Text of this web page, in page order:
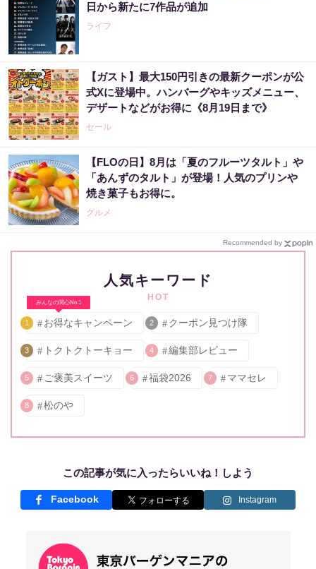
日から新たに7作品が追加
ライフ
【ガスト】最大150円引きの最新クーポンが公
式Xに登場中。ハンバーグやキッズメニュー、
デザートなどがお得に《8月19日まで》
セール
【FLOの日】8月は「夏のフルーツタルト」や
「あんずのタルト」が登場！人気のプリンや
焼き菓子もお得に。
グルメ
Recommended by
人気キーワード
HOT
みんなの関心No.1
1 お得なキャンペーン 2 クーポン見つけ隊
3 トクトクトーキョー 4 編集部レビュー
5 ご褒美スイーツ 6 福袋2026 7 ママセレ
8 松のや
この記事が気に入ったらいいね！しよう
Facebook Instagram